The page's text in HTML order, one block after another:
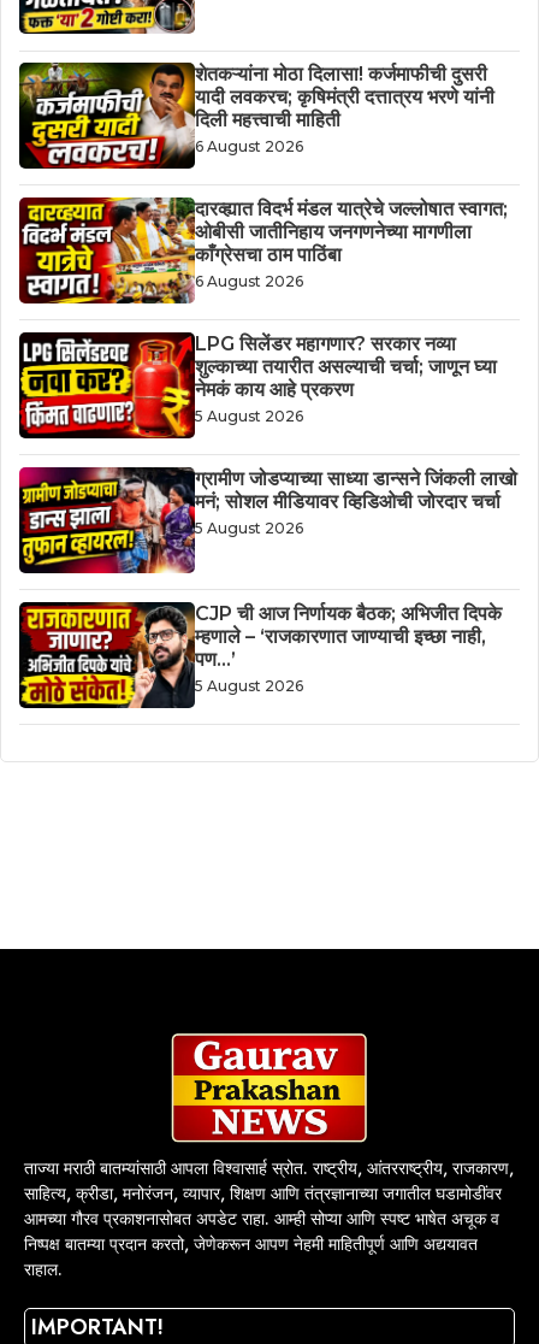
शेतकऱ्यांना मोठा दिलासा! कर्जमाफीची दुसरी
यादी लवकरच; कृषिमंत्री दत्तात्रय भरणे यांनी
दिली महत्त्वाची माहिती
6 August 2026
दारव्ह्यात विदर्भ मंडल यात्रेचे जल्लोषात स्वागत;
ओबीसी जातीनिहाय जनगणनेच्या मागणीला
काँग्रेसचा ठाम पाठिंबा
6 August 2026
LPG सिलेंडर महागणार? सरकार नव्या
शुल्काच्या तयारीत असल्याची चर्चा; जाणून घ्या
नेमकं काय आहे प्रकरण
5 August 2026
ग्रामीण जोडप्याच्या साध्या डान्सने जिंकली लाखो
मनं; सोशल मीडियावर व्हिडिओची जोरदार चर्चा
5 August 2026
CJP ची आज निर्णायक बैठक; अभिजीत दिपके
म्हणाले – ‘राजकारणात जाण्याची इच्छा नाही,
पण…’
5 August 2026
ताज्या मराठी बातम्यांसाठी आपला विश्वासार्ह स्रोत. राष्ट्रीय, आंतरराष्ट्रीय, राजकारण,
साहित्य, क्रीडा, मनोरंजन, व्यापार, शिक्षण आणि तंत्रज्ञानाच्या जगातील घडामोडींवर
आमच्या गौरव प्रकाशनासोबत अपडेट राहा. आम्ही सोप्या आणि स्पष्ट भाषेत अचूक व
निष्पक्ष बातम्या प्रदान करतो, जेणेकरून आपण नेहमी माहितीपूर्ण आणि अद्ययावत
राहाल.
IMPORTANT!